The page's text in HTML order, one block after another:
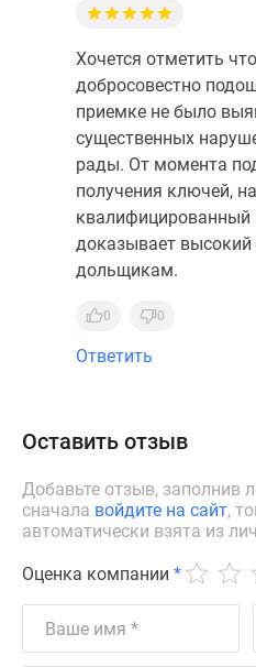
Хочется отметить
добросовестно
приемке не было
существенных
рады. От момента
получения ключей,
квалифицированный
доказывает
дольщикам.
0 0
Ответить
Оставить отзыв
Добавьте отзыв, заполнив
сначала войдите на сайт,
автоматически взята из
Оценка компании *